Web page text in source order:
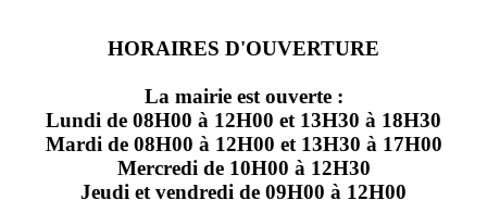
HORAIRES D'OUVERTURE
La mairie est ouverte :
Lundi de 08H00 à 12H00 et 13H30 à 18H30
Mardi de 08H00 à 12H00 et 13H30 à 17H00
Mercredi de 10H00 à 12H30
Jeudi et vendredi de 09H00 à 12H00